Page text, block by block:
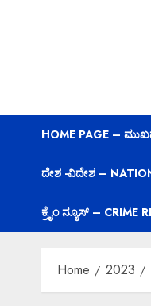
HOME PAGE –
ದೇಶ -ವಿದೇಶ –
ಕ್ರೈಂ ನ್ಯೂಸ್ – CRIME
Home 2023